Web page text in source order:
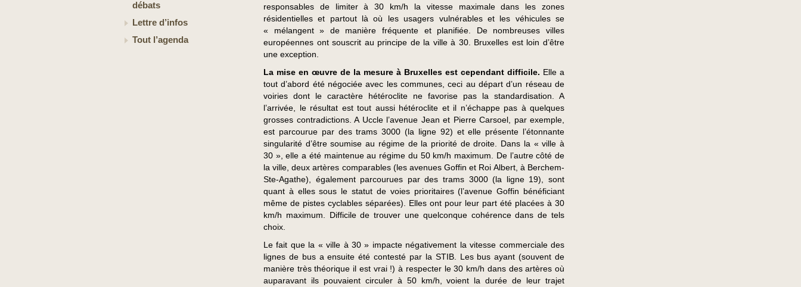
débats
Lettre d’infos
Tout l’agenda
responsables de limiter à 30 km/h la vitesse maximale dans les zones
résidentielles et partout là où les usagers vulnérables et les véhicules se
« mélangent » de manière fréquente et planifiée. De nombreuses villes
européennes ont souscrit au principe de la ville à 30. Bruxelles est loin d’être
une exception.
La mise en œuvre de la mesure à Bruxelles est cependant difficile. Elle a
tout d’abord été négociée avec les communes, ceci au départ d’un réseau de
voiries dont le caractère hétéroclite ne favorise pas la standardisation. A
l’arrivée, le résultat est tout aussi hétéroclite et il n’échappe pas à quelques
grosses contradictions. A Uccle l’avenue Jean et Pierre Carsoel, par exemple,
est parcourue par des trams 3000 (la ligne 92) et elle présente l’étonnante
singularité d’être soumise au régime de la priorité de droite. Dans la « ville à
30 », elle a été maintenue au régime du 50 km/h maximum. De l’autre côté de
la ville, deux artères comparables (les avenues Goffin et Roi Albert, à Berchem-
Ste-Agathe), également parcourues par des trams 3000 (la ligne 19), sont
quant à elles sous le statut de voies prioritaires (l’avenue Goffin bénéficiant
même de pistes cyclables séparées). Elles ont pour leur part été placées à 30
km/h maximum. Difficile de trouver une quelconque cohérence dans de tels
choix.
Le fait que la « ville à 30 » impacte négativement la vitesse commerciale des
lignes de bus a ensuite été contesté par la STIB. Les bus ayant (souvent de
manière très théorique il est vrai !) à respecter le 30 km/h dans des artères où
auparavant ils pouvaient circuler à 50 km/h, voient la durée de leur trajet